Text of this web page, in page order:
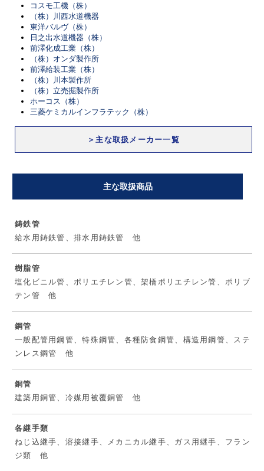
コスモ工機（株）
（株）川西水道機器
東洋バルヴ（株）
日之出水道機器（株）
前澤化成工業（株）
（株）オンダ製作所
前澤給装工業（株）
（株）川本製作所
（株）立売掘製作所
ホーコス（株）
三菱ケミカルインフラテック（株）
＞主な取扱メーカー一覧
主な取扱商品
鋳鉄管
給水用鋳鉄管、排水用鋳鉄管 他
樹脂管
塩化ビニル管、ポリエチレン管、架橋ポリエチレン管、ポリブ
テン管 他
鋼管
一般配管用鋼管、特殊鋼管、各種防食鋼管、構造用鋼管、ステ
ンレス鋼管 他
銅管
建築用銅管、冷媒用被覆銅管 他
各継手類
ねじ込継手、溶接継手、メカニカル継手、ガス用継手、フラン
ジ類 他